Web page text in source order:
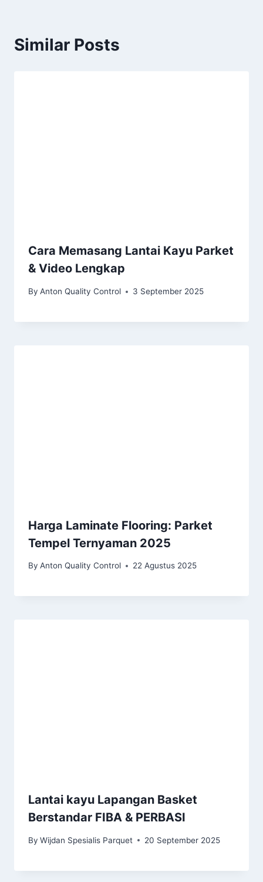
Similar Posts
Cara Memasang Lantai Kayu Parket
& Video Lengkap
By Anton Quality Control 3 September 2025
Harga Laminate Flooring: Parket
Tempel Ternyaman 2025
By Anton Quality Control 22 Agustus 2025
Lantai kayu Lapangan Basket
Berstandar FIBA & PERBASI
By Wijdan Spesialis Parquet 20 September 2025